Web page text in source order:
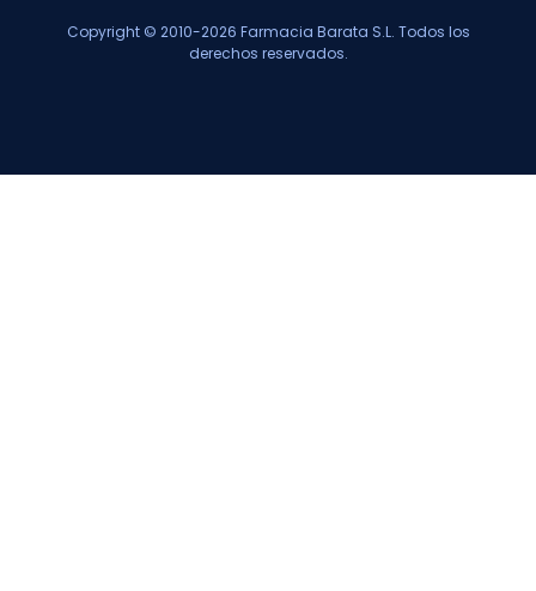
Copyright © 2010-2026 Farmacia Barata S.L. Todos los
derechos reservados.